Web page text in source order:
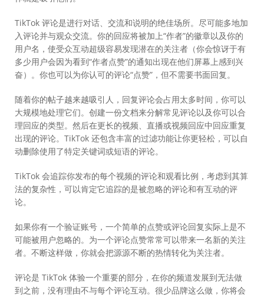
TikTok 评论是进行对话、交流和说明的绝佳场所。尽可能多地加
入评论并与观众交流。你的回应将被加上“作者”的徽章以及你的
用户名，使受众互动超级容易发现潜在的关注者（你会惊讶于有
多少用户会因为看到“作者点赞”的通知出现在他们屏幕上感到兴
奋）。你也可以为你认可的评论“点赞”，但不需要书面回复。
随着你的帖子越来越吸引人，回复评论会占用太多时间，你可以
大规模地处理它们。创建一份文档来分解常见评论以及你可以合
理回应的类型。然后在更长的视频、直播或视频回应中回应重复
出现的评论。TikTok 还包含丰富的过滤功能让你更轻松，可以自
动删除使用了特定关键词或短语的评论。
TikTok 会追踪你发布的每个视频的评论和观看比例，考虑到其算
法的复杂性，可以肯定它追踪的是被忽略的评论和有互动的评
论。
如果你有一个验证账号，一个简单的点赞或评论回复实际上是不
可能被用户忽略的。为一个评论点赞常常可以带来一名新的关注
者。不断这样做，你就会把源源不断的热情转化为关注者。
评论是 TikTok 体验一个重要的部分，在你的频道发展到无法做
到之前，没有理由不与每个评论互动。很少品牌这么做，你将会